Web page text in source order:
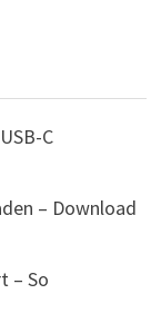
C
– Download
– So